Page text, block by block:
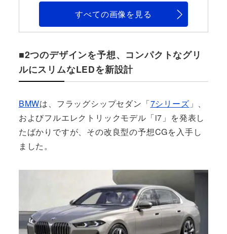
すべての画像を見る
■2つのデザインを予想、コンパクトなグリ
ルにスリムなLEDを新設計
BMWは、フラッグシップセダン「7シリーズ 」、
およびフルエレクトリックモデル「i7」を発表し
たばかりですが、その改良型の予想CGを入手し
ました。